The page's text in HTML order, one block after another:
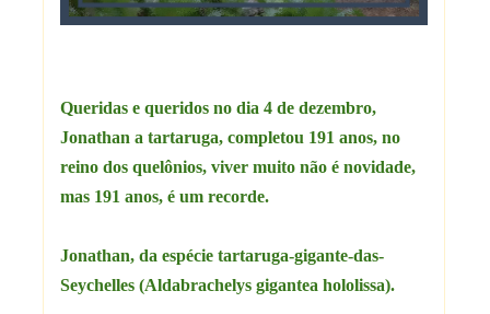
Queridas e queridos no dia 4 de dezembro,
Jonathan a tartaruga, completou 191 anos, no
reino dos quelônios, viver muito não é novidade,
mas 191 anos, é um recorde.
Jonathan, da espécie tartaruga-gigante-das-
Seychelles (Aldabrachelys gigantea hololissa).